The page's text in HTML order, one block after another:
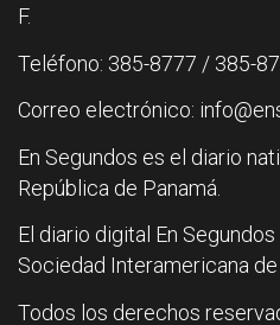
F.
Teléfono: 385-8777 / 385-
Correo electrónico:
En Segundos es el diario
República de Panamá.
El diario digital En
Sociedad Interamericana de
Todos los derechos